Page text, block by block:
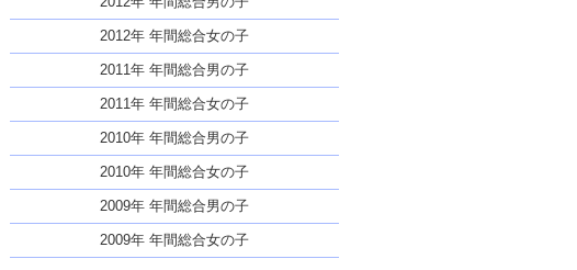
2012年 年間総合女の子
2011年 年間総合男の子
2011年 年間総合女の子
2010年 年間総合男の子
2010年 年間総合女の子
2009年 年間総合男の子
2009年 年間総合女の子